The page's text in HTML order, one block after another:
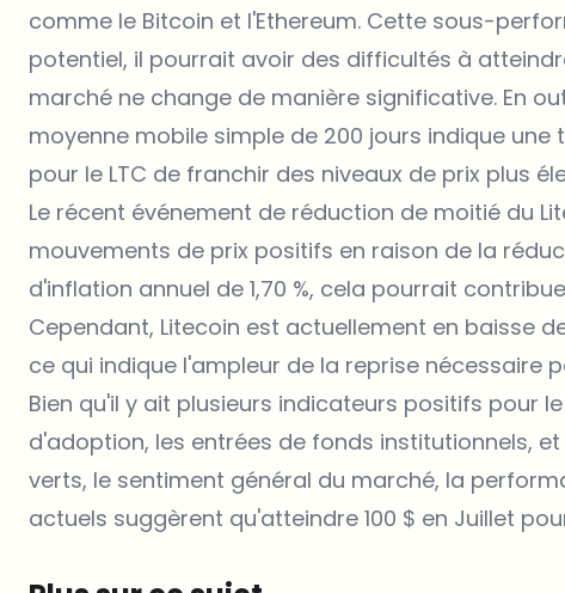
comme le Bitcoin et l'Ethereum. Cette sous-
potentiel, il pourrait avoir des difficultés à
marché ne change de manière significative. En
moyenne mobile simple de 200 jours indique
pour le LTC de franchir des niveaux de prix plus
Le récent événement de réduction de moitié du
mouvements de prix positifs en raison de la
d'inflation annuel de 1,70 %, cela pourrait
Cependant, Litecoin est actuellement en baisse
ce qui indique l'ampleur de la reprise nécessaire
Bien qu'il y ait plusieurs indicateurs positifs pour
d'adoption, les entrées de fonds institutionnels,
verts, le sentiment général du marché, la
actuels suggèrent qu'atteindre 100 $ en Juillet